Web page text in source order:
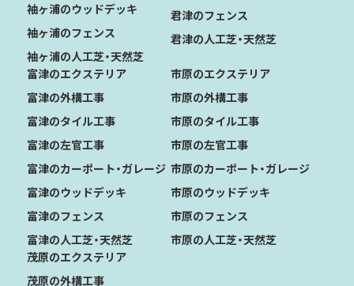
袖ヶ浦のウッドデッキ
袖ヶ浦のフェンス
袖ヶ浦の人工芝・天然芝
君津のフェンス
君津の人工芝・天然芝
富津のエクステリア
富津の外構工事
富津のタイル工事
富津の左官工事
富津のカーポート・ガレージ
富津のウッドデッキ
富津のフェンス
富津の人工芝・天然芝
市原のエクステリア
市原の外構工事
市原のタイル工事
市原の左官工事
市原のカーポート・ガレージ
市原のウッドデッキ
市原のフェンス
市原の人工芝・天然芝
茂原のエクステリア
茂原の外構工事